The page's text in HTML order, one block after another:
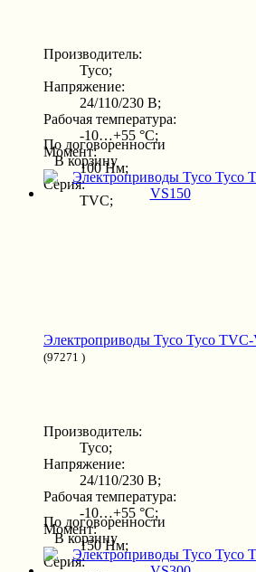
Производитель:
Tyco;
Напряжение:
24/110/230 В;
Рабочая температура:
-10…+55 °С;
Момент:
100 Нм;
Серия:
TVC;
По договоренности
В корзину
Электроприводы Tyco Tyco
(97271 )
Производитель:
Tyco;
Напряжение:
24/110/230 В;
Рабочая температура:
-10…+55 °С;
Момент:
150 Нм;
Серия:
По договоренности
В корзину